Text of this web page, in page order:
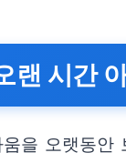
랜 시간
을 오랫동